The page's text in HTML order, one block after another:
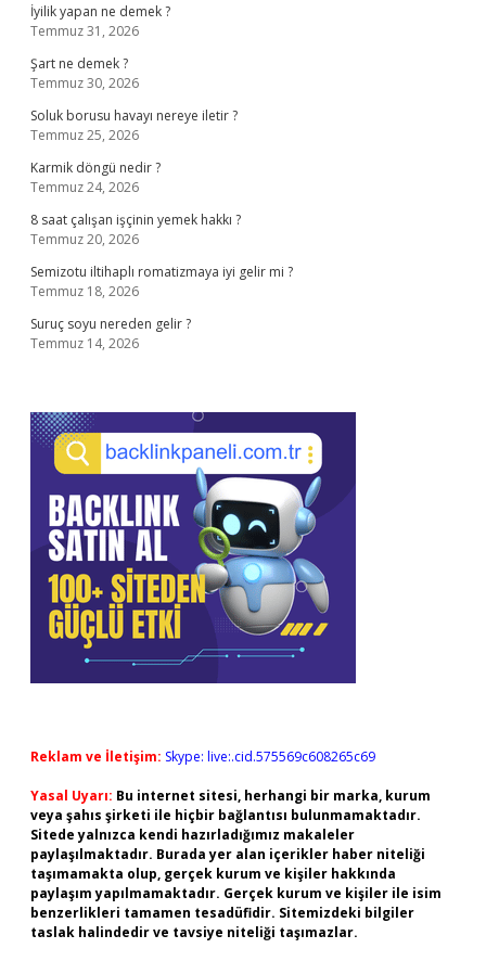
İyilik yapan ne demek ?
Temmuz 31, 2026
Şart ne demek ?
Temmuz 30, 2026
Soluk borusu havayı nereye iletir ?
Temmuz 25, 2026
Karmik döngü nedir ?
Temmuz 24, 2026
8 saat çalışan işçinin yemek hakkı ?
Temmuz 20, 2026
Semizotu iltihaplı romatizmaya iyi gelir mi ?
Temmuz 18, 2026
Suruç soyu nereden gelir ?
Temmuz 14, 2026
Reklam ve İletişim: Skype: live:.cid.575569c608265c69
Yasal Uyarı: Bu internet sitesi, herhangi bir marka, kurum
veya şahıs şirketi ile hiçbir bağlantısı bulunmamaktadır.
Sitede yalnızca kendi hazırladığımız makaleler
paylaşılmaktadır. Burada yer alan içerikler haber niteliği
taşımamakta olup, gerçek kurum ve kişiler hakkında
paylaşım yapılmamaktadır. Gerçek kurum ve kişiler ile isim
benzerlikleri tamamen tesadüfidir. Sitemizdeki bilgiler
taslak halindedir ve tavsiye niteliği taşımazlar.